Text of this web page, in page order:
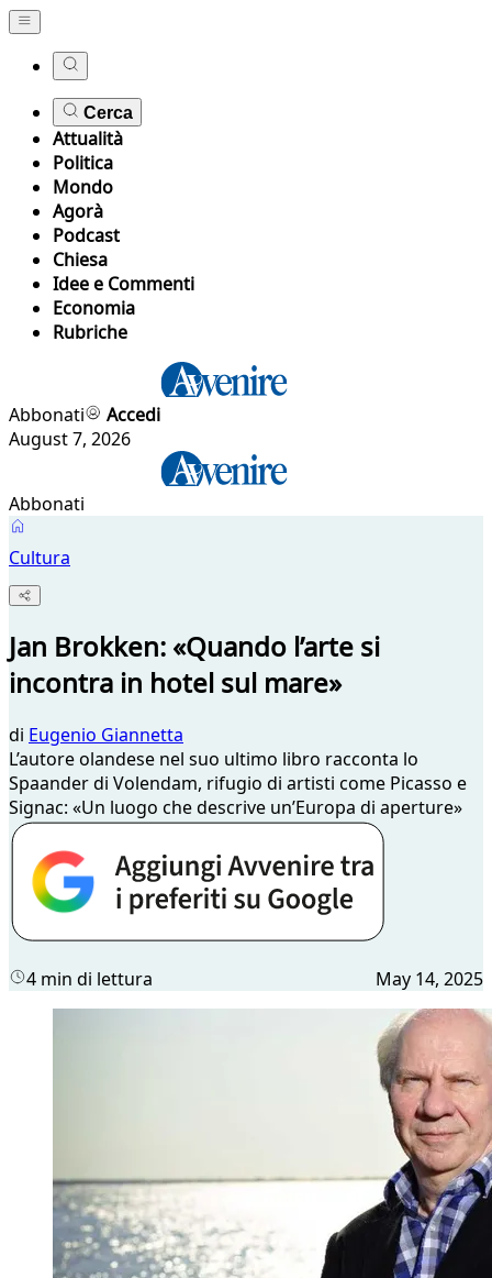
Cerca
Attualità
Politica
Mondo
Agorà
Podcast
Chiesa
Idee e Commenti
Economia
Rubriche
Abbonati
Accedi
August 7, 2026
Abbonati
Cultura
Jan Brokken: «Quando l’arte si
incontra in hotel sul mare»
di Eugenio Giannetta
L’autore olandese nel suo ultimo libro racconta lo
Spaander di Volendam, rifugio di artisti come Picasso e
Signac: «Un luogo che descrive un’Europa di aperture»
4 min di lettura May 14, 2025